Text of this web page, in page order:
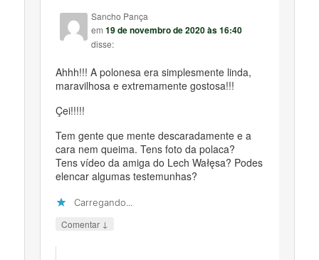
Sancho Pança
em19 de novembro de 2020 às 16:40
disse:
Ahhh!!! A polonesa era simplesmente linda,
maravilhosa e extremamente gostosa!!!
Çei!!!!!
Tem gente que mente descaradamente e a
cara nem queima. Tens foto da polaca?
Tens vídeo da amiga do Lech Wałęsa? Podes
elencar algumas testemunhas?
Carregando...
Comentar ↓